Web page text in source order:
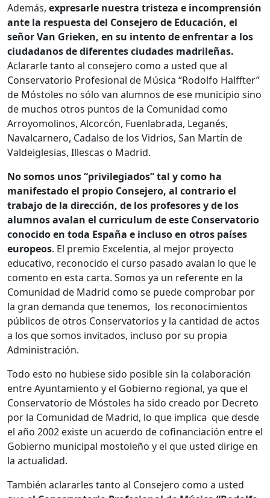
Además, expresarle nuestra tristeza e incomprensión
ante la respuesta del Consejero de Educación, el
señor Van Grieken, en su intento de enfrentar a los
ciudadanos de diferentes ciudades madrileñas.
Aclararle tanto al consejero como a usted que al
Conservatorio Profesional de Música “Rodolfo Halffter”
de Móstoles no sólo van alumnos de ese municipio sino
de muchos otros puntos de la Comunidad como
Arroyomolinos, Alcorcón, Fuenlabrada, Leganés,
Navalcarnero, Cadalso de los Vidrios, San Martín de
Valdeiglesias, Illescas o Madrid.
No somos unos “privilegiados” tal y como ha
manifestado el propio Consejero, al contrario el
trabajo de la dirección, de los profesores y de los
alumnos avalan el curriculum de este Conservatorio
conocido en toda España e incluso en otros países
europeos. El premio Excelentia, al mejor proyecto
educativo, reconocido el curso pasado avalan lo que le
comento en esta carta. Somos ya un referente en la
Comunidad de Madrid como se puede comprobar por
la gran demanda que tenemos, los reconocimientos
públicos de otros Conservatorios y la cantidad de actos
a los que somos invitados, incluso por su propia
Administración.
Todo esto no hubiese sido posible sin la colaboración
entre Ayuntamiento y el Gobierno regional, ya que el
Conservatorio de Móstoles ha sido creado por Decreto
por la Comunidad de Madrid, lo que implica que desde
el año 2002 existe un acuerdo de cofinanciación entre el
Gobierno municipal mostoleño y el que usted dirige en
la actualidad.
También aclararles tanto al Consejero como a usted